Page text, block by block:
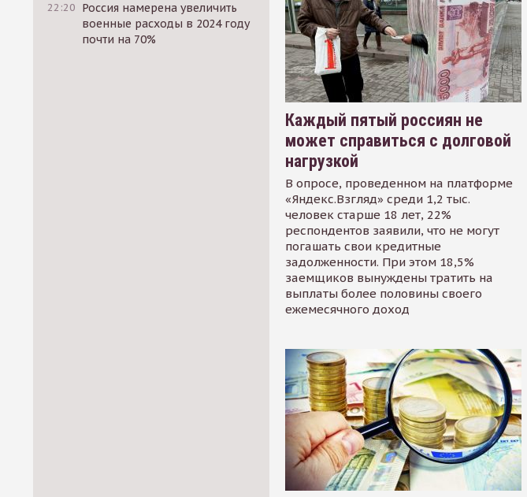
22:20 Россия намерена увеличить
военные расходы в 2024 году
почти на 70%
Каждый пятый россиян не
может справиться с долговой
нагрузкой
В опросе, проведенном на платформе
«Яндекс.Взгляд» среди 1,2 тыс.
человек старше 18 лет, 22%
респондентов заявили, что не могут
погашать свои кредитные
задолженности. При этом 18,5%
заемщиков вынуждены тратить на
выплаты более половины своего
ежемесячного доход